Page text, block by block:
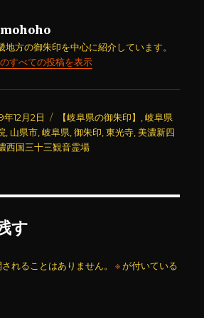
mohoho
地方の御朱印を中心に紹介しています。
すべての投稿を表示
年12月2日
カ
テ
ゴ
【岐阜県の御朱印】 ,岐阜県
山県市 ,岐阜県 ,御朱印 ,東光寺 ,美濃新四
西国三十三観音霊場
す
れることはありません。 ※が付いている